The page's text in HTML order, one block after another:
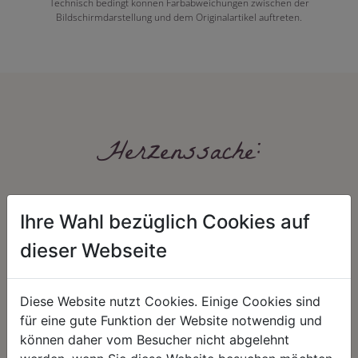
Technisch bedingt können Farbabweichungen zwischen der
Bildschirmdarstellung und dem Originalartikel auftreten.
Herzenssache:
HARMONIE
Unser Sortiment steht für ein
positives Lebensgefühl. Wir
FAIRNESS
Nicht immer ist der günstigste Preis
auch ein guter Preis. Wir handeln
Ihre Wahl bezüglich Cookies auf
dieser Webseite
Diese Website nutzt Cookies. Einige Cookies sind
für eine gute Funktion der Website notwendig und
können daher vom Besucher nicht abgelehnt